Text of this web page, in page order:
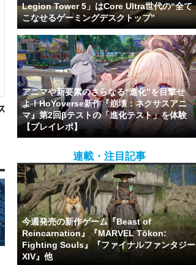
Legion Tower 5」はCore Ultra世代の“全て
こなせるゲーミングデスクトップ”
アニマや新要素のさらなる“進化”を目撃せ
よ！HoYoverse新作『崩壊：ネクサスアニ
マ』第2回βテストの「進化テスト」を体験
【プレイレポ】
連載・注目記事
今週発売の新作ゲーム『Beast of
Reincarnation』『MARVEL Tōkon:
Fighting Souls』『ファイナルファンタジー
XIV』他